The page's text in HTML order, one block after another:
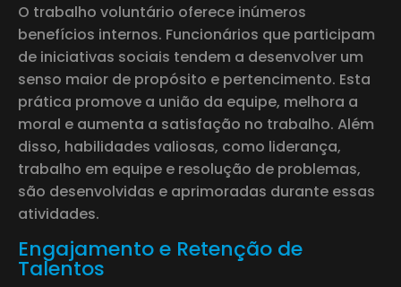
O trabalho voluntário oferece inúmeros
benefícios internos. Funcionários que participam
de iniciativas sociais tendem a desenvolver um
senso maior de propósito e pertencimento. Esta
prática promove a união da equipe, melhora a
moral e aumenta a satisfação no trabalho. Além
disso, habilidades valiosas, como liderança,
trabalho em equipe e resolução de problemas,
são desenvolvidas e aprimoradas durante essas
atividades.
Engajamento e Retenção de
Talentos